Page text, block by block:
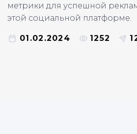
метрики для успешной
этой социальной платформе.
01.02.2024 1252